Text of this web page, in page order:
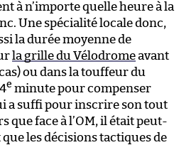
à n’importe quelle heure à la
Une spécialité locale donc,
la durée moyenne de
la grille du Vélodromeavant
ou dans la touffeur du
e minute pour compenser
a suffi pour inscrire son tout
que face à l’OM, il était peut-
les décisions tactiques de